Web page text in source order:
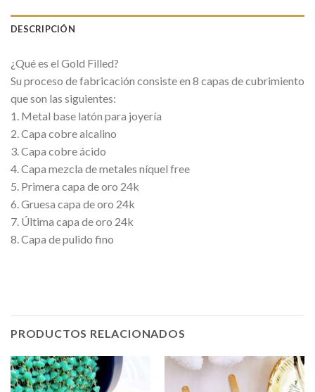
DESCRIPCIÓN
¿Qué es el Gold Filled?
Su proceso de fabricación consiste en 8 capas de cubrimiento
que son las siguientes:
1. Metal base latón para joyería
2. Capa cobre alcalino
3. Capa cobre ácido
4. Capa mezcla de metales níquel free
5. Primera capa de oro 24k
6. Gruesa capa de oro 24k
7. Última capa de oro 24k
8. Capa de pulido fino
PRODUCTOS RELACIONADOS